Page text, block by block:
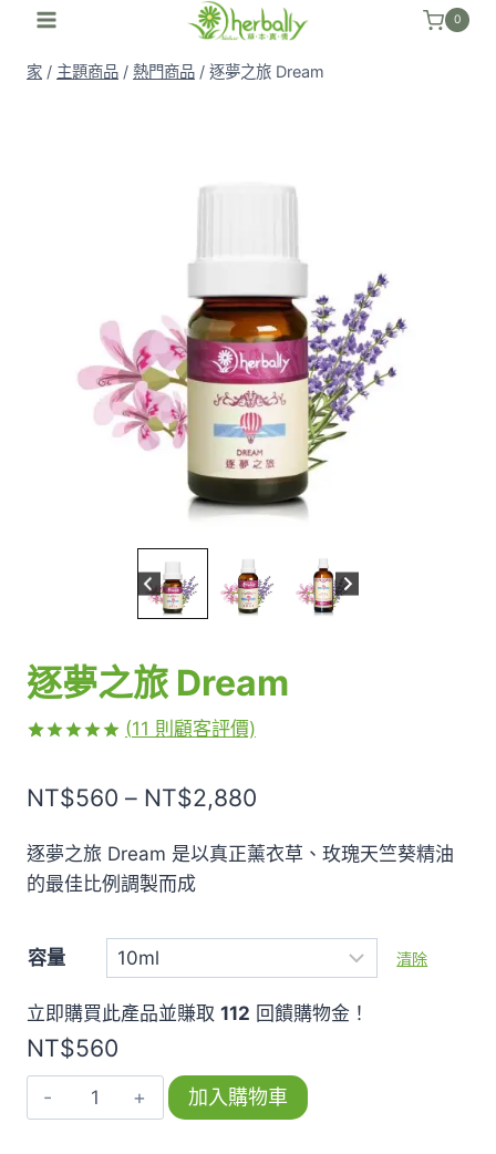
0
家 / 主題商品 / 熱門商品 / 逐夢之旅 Dream
逐夢之旅 Dream
位顧客進行
(11 則顧客評價)
NT$560 – NT$2,880
範
NT$560
到
NT$2,880
逐夢之旅 Dream 是以真正薰衣草、玫瑰天竺葵精油
的最佳比例調製而成
容量 清除
立即購買此產品並賺取 112 回饋購物金！
NT$560
夢
加入購物車